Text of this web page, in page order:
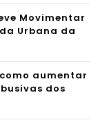
Movimentar
Urbana da
aumentar
dos